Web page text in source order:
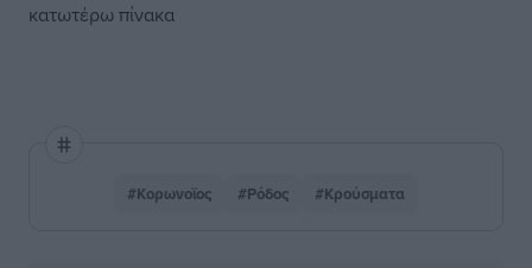
κατωτέρω πίνακα
#Κορωνοϊος #Ρόδος #Κρούσματα